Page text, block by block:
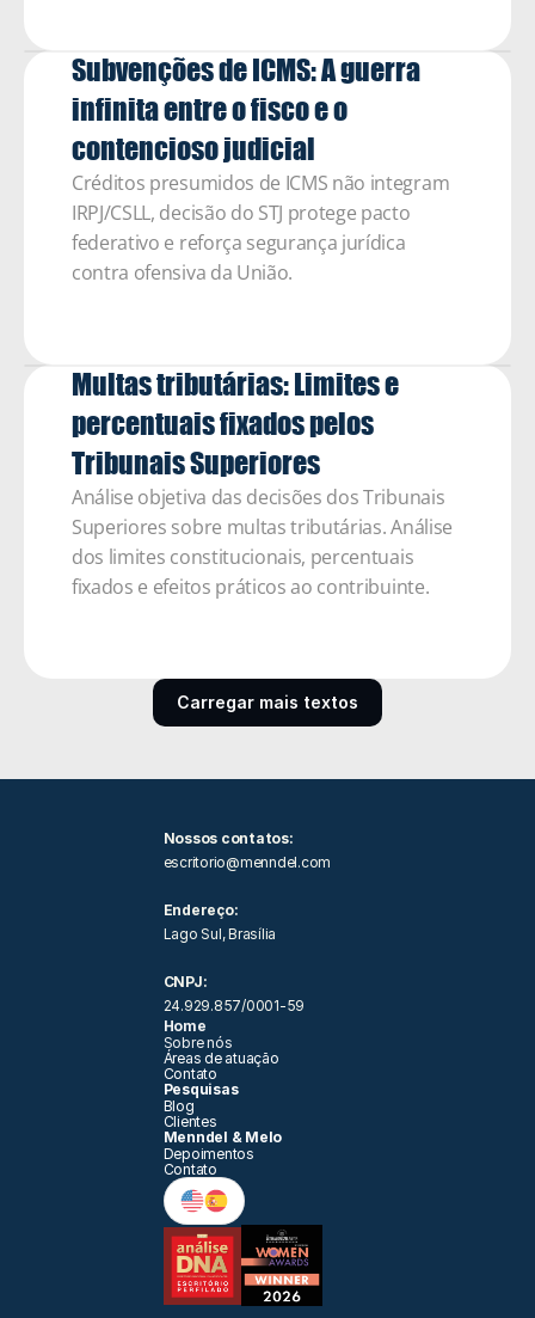
Subvenções de ICMS: A guerra
infinita entre o fisco e o
contencioso judicial
Créditos presumidos de ICMS não integram
IRPJ/CSLL, decisão do STJ protege pacto
federativo e reforça segurança jurídica
contra ofensiva da União.
Multas tributárias: Limites e
percentuais fixados pelos
Tribunais Superiores
Análise objetiva das decisões dos Tribunais
Superiores sobre multas tributárias. Análise
dos limites constitucionais, percentuais
fixados e efeitos práticos ao contribuinte.
Carregar mais textos
Nossos contatos:
escritorio@menndel.com
Endereço:
Lago Sul, Brasília
CNPJ:
24.929.857/0001-59
Home
Sobre nós
Áreas de atuação
Contato
Pesquisas
Blog
Clientes
Menndel & Melo
Depoimentos
Contato